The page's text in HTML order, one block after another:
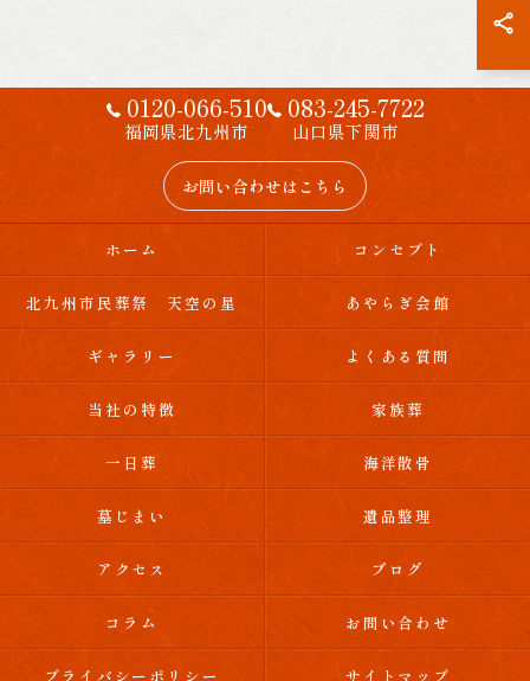
0120-066-510
福岡県北九州市
083-245-7722
山口県下関市
お問い合わせはこちら
ホーム コンセプト
北九州市民葬祭 天空の星 あやらぎ会館
ギャラリー よくある質問
当社の特徴 家族葬
一日葬 海洋散骨
墓じまい 遺品整理
アクセス ブログ
コラム お問い合わせ
プライバシーポリシー サイトマップ